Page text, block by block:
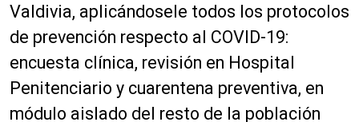
Valdivia, aplicándosele todos los protocolos
de prevención respecto al COVID-19:
encuesta clínica, revisión en Hospital
Penitenciario y cuarentena preventiva, en
módulo aislado del resto de la población